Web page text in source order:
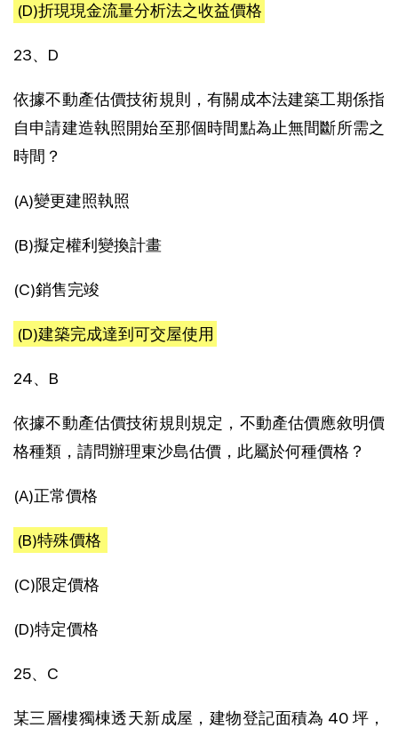
(D)折現現金流量分析法之收益價格
23、D
依據不動產估價技術規則，有關成本法建築工期係指
自申請建造執照開始至那個時間點為止無間斷所需之
時間？
(A)變更建照執照
(B)擬定權利變換計畫
(C)銷售完竣
(D)建築完成達到可交屋使用
24、B
依據不動產估價技術規則規定，不動產估價應敘明價
格種類，請問辦理東沙島估價，此屬於何種價格？
(A)正常價格
(B)特殊價格
(C)限定價格
(D)特定價格
25、C
某三層樓獨棟透天新成屋，建物登記面積為 40 坪，